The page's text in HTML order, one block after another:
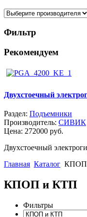
Фильтр
Рекомендуем
Двухстоечный
Раздел: Подъемники
Производитель: СИВИК
Цена: 272000 руб.
Двухстоечный
Главная Каталог КПОП
КПОП и КТП
Фильтры